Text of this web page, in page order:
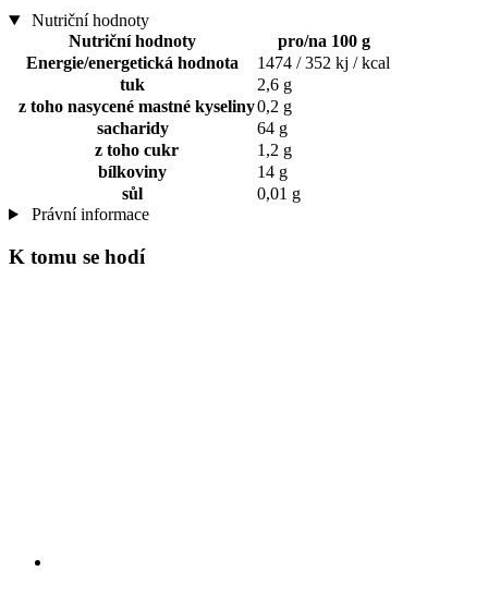
Nutriční hodnoty
Nutriční hodnoty
pro/na 100 g
Energie/energetická hodnota
1474 / 352 kj / kcal
tuk
2,6 g
z toho nasycené mastné kyseliny0,2 g
sacharidy
64 g
z toho cukr
1,2 g
bílkoviny
14 g
sůl
0,01 g
Právní informace
K tomu se hodí